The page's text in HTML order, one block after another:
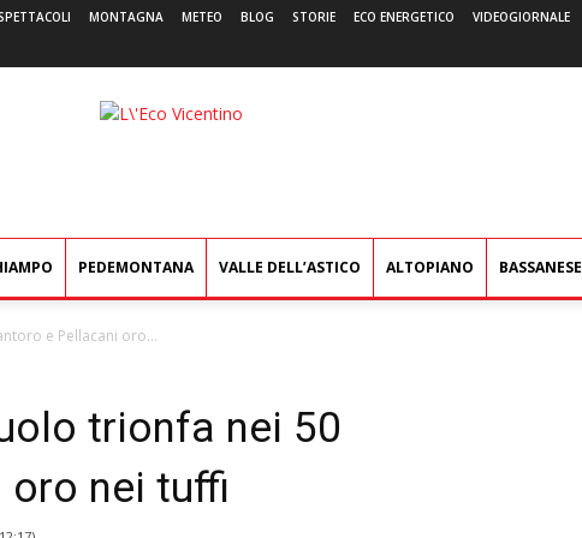
MONTAGNA METEO BLOG STORIE ECO ENERGETICO VIDEOGIORNALE
L'Eco
PEDEMONTANA VALLE DELL’ASTICO ALTOPIANO BASSANESE
e Pellacani oro...
trionfa nei 50
oro nei tuffi